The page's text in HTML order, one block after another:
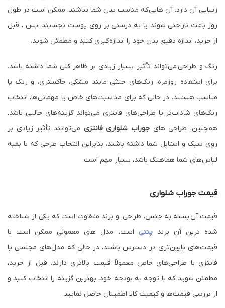
زیبایی آن دارد. آن هایی که مناسب بدن شما نباشند، ممکن است در طول
روز باعث ناراحتی شوند یا به درستی بر روی پوست نچسبند. پس ، قبل
از خرید، اندازه دقیق بدن خود را اندازه‌گیری کنید و مطمئن شوید.
رنگ و طراحی می‌تواند تأثیر بسیار زیادی بر ظاهر کلی شما داشته باشد.
برای استفاده روزمره، رنگ‌های خنثی مانند مشکی، خاکستری، و رنگ پا
مناسب هستند. در حالی که برای مناسبت‌های خاص یا مهمانی‌ها، انتخاب
رنگ‌های شاداب‌تر یا طراحی‌های فانتزی می‌تواند گزینه‌های جالبی باشد.
همچنین، طراحی‌ های جوراب شلواری فانتزی می‌توانند تأثیر زیادی بر
روی سبک و استایل شما داشته باشند، بنابراین انتخاب طرحی که با بقیه
لباس‌های شما هماهنگ باشد، بسیار مهم است.
قیمت جوراب شلواری
قیمت آن بسته به جنس، طراحی، و برند متفاوت است که یکی از شناخته
شده ترین آن برندپنتی است. مدل های معمولی ممکن است با
قیمت‌های پایین‌تری در دسترس باشند، در حالی که مدل‌های مجلسی یا
فانتزی با طراحی‌های خاص معمولاً قیمت بالاتری دارند. قبل از خرید،
مطمئن شوید که با توجه به بودجه خود، بهترین گزینه را انتخاب کنید و
از بررسی قیمت‌ها و کیفیت کالا اطمینان حاصل نمایید.